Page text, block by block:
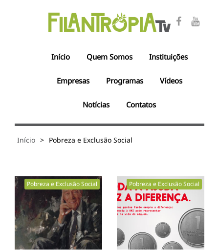
Início Quem Somos Instituições
Empresas Programas Vídeos
Notícias Contatos
Início > Pobreza e Exclusão Social
Pobreza e Exclusão Social Pobreza e Exclusão Social